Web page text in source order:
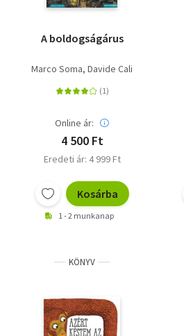
A boldogságárus
Marco Soma Davide Cali
Online ár:
4 500 Ft
Eredeti ár: 4 999 Ft
Kosárba
1 - 2 munkanap
KÖNYV